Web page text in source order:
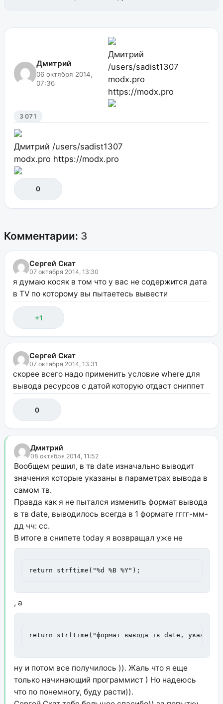
Дмитрий
06 октября 2014,
07:36
Дмитрий
/users/sadist1307
modx.pro
https://modx.pro
3 071
Дмитрий /users/sadist1307
modx.pro https://modx.pro
0
Комментарии: 3
Сергей Скат
07 октября 2014, 13:30
я думаю косяк в том что у вас не содержится дата
в TV по которому вы пытаетесь вывести
+1
Сергей Скат
07 октября 2014, 13:31
скорее всего надо применить условие where для
вывода ресурсов с датой которую отдаст сниппет
0
Дмитрий
08 октября 2014, 11:52
Вообщем решил, в тв date изначально выводит
значения которые указаны в параметрах вывода в
самом тв.
Правда как я не пытался изменить формат вывода
в тв date, выводилось всегда в 1 формате гггг-мм-
дд чч: сс.
В итоге в снипете today я возвращал уже не
return strftime("%d %B %Y");
, а
return strftime("формат вывода тв date,
ну и потом все получилось )). Жаль что я еще
только начинающий программист ) Но надеюсь
что по понемногу, буду расти)).